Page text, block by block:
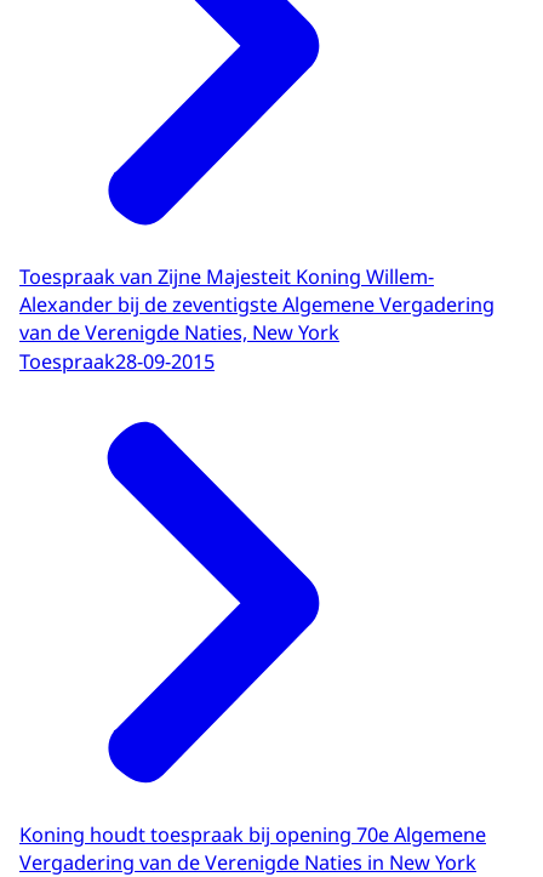
Toespraak van Zijne Majesteit Koning Willem-
Alexander bij de zeventigste Algemene Vergadering
van de Verenigde Naties, New York
Toespraak28-09-2015
Koning houdt toespraak bij opening 70e Algemene
Vergadering van de Verenigde Naties in New York